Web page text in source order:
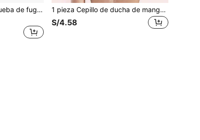
150 piezas Tapas a prueba de fugas para vasos blancos/Almohadillas de papel sellado redondas/Vasos de bebida de papel y plástico a prueba de agua y salpicaduras/Película de sellado a prueba de fugas para vasos de té con leche y café
1 pieza Cepillo de ducha de mango largo, exfoliante para cepillar la espalda
S/4.58